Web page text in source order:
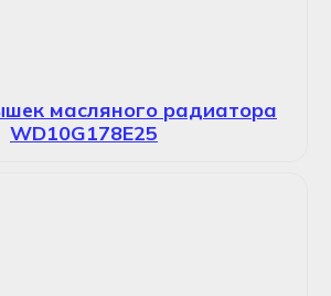
масляного радиатора
WD10G178E25